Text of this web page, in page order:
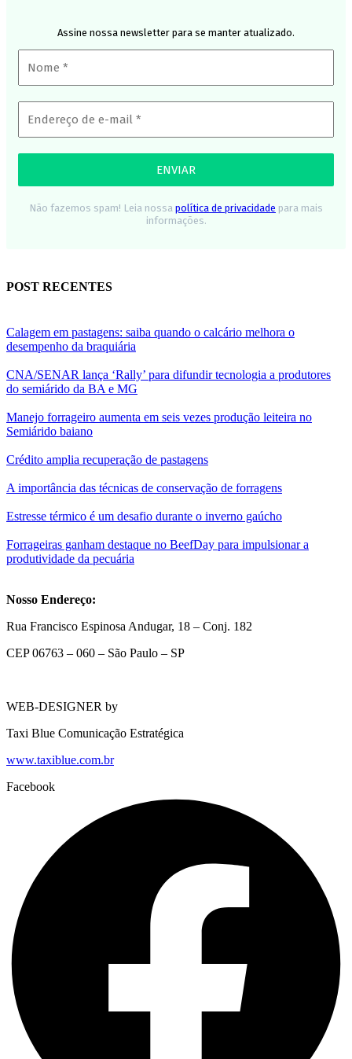
Assine nossa newsletter para se manter atualizado.
Não fazemos spam! Leia nossa política de privacidade para mais
informações.
POST RECENTES
Calagem em pastagens: saiba quando o calcário melhora o
desempenho da braquiária
CNA/SENAR lança ‘Rally’ para difundir tecnologia a produtores
do semiárido da BA e MG
Manejo forrageiro aumenta em seis vezes produção leiteira no
Semiárido baiano
Crédito amplia recuperação de pastagens
A importância das técnicas de conservação de forragens
Estresse térmico é um desafio durante o inverno gaúcho
Forrageiras ganham destaque no BeefDay para impulsionar a
produtividade da pecuária
Nosso Endereço:
Rua Francisco Espinosa Andugar, 18 – Conj. 182
CEP 06763 – 060 – São Paulo – SP
WEB-DESIGNER by
Taxi Blue Comunicação Estratégica
www.taxiblue.com.br
Facebook